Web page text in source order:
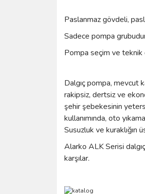
Paslanmaz gövdeli,
Sadece pompa
Pompa seçim ve teknik
Dalgıç pompa, mevcut
rakipsiz, dertsiz ve
şehir şebekesinin
kullanımında, oto
Susuzluk ve
Alarko ALK Serisi
karşılar.